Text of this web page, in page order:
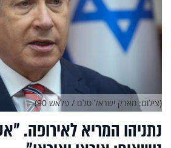
נתניהו המריא לאירופה.
(צילום: מארק ישראל סלם / פלאש 90)